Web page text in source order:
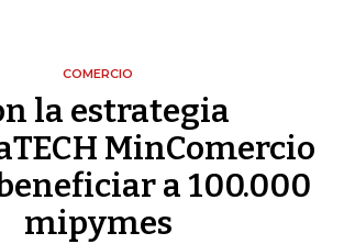
COMERCIO
la estrategia
MinComercio
a 100.000
mipymes